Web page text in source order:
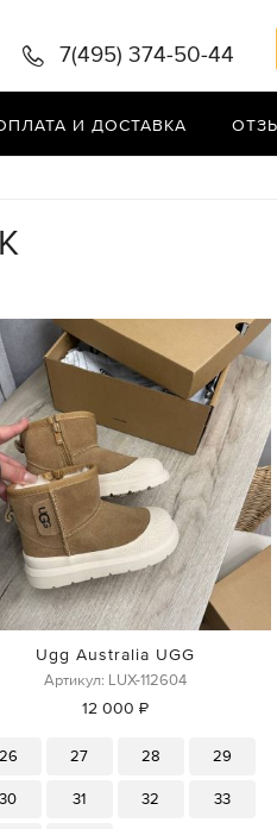
7(495) 374-50-44
И ДОСТАВКА
Ugg Australia UGG
Артикул: LUX-112604
12 000 ₽
26 27 28 29
30 31 32 33